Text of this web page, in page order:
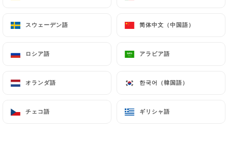
スウェーデン語 简体中文（中国語）
ロシア語 アラビア語
オランダ語 한국어（韓国語）
チェコ語 ギリシャ語
スウェーデン語 简体中文（中国語）
ロシア語 アラビア語
オランダ語 한국어（韓国語）
チェコ語 ギリシャ語